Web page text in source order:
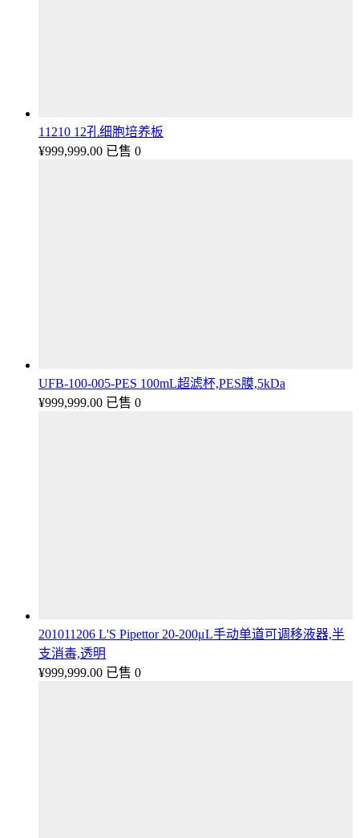
11210 12孔细胞培养板
¥999,999.00 已售 0
UFB-100-005-PES 100mL超滤杯,PES膜,5kDa
¥999,999.00 已售 0
201011206 L'S Pipettor 20-200μL手动单道可调移液器,半
支消毒,透明
¥999,999.00 已售 0